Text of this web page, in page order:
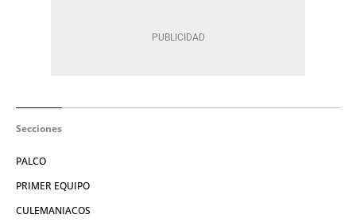
Secciones
PALCO
PRIMER EQUIPO
CULEMANIACOS